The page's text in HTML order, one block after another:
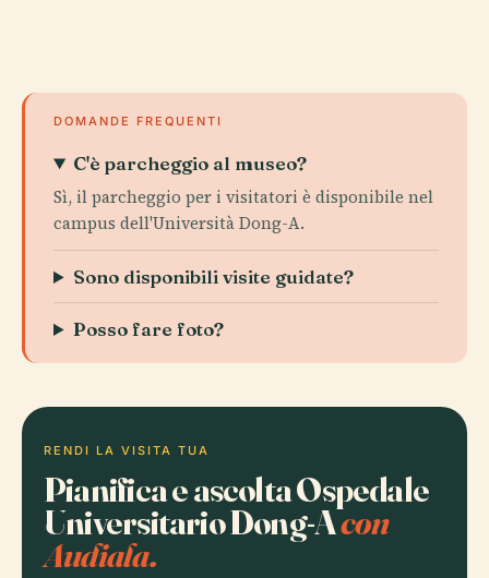
DOMANDE FREQUENTI
C'è parcheggio al museo?
Sì, il parcheggio per i visitatori è disponibile nel
campus dell'Università Dong-A.
Sono disponibili visite guidate?
Posso fare foto?
RENDI LA VISITA TUA
Pianifica e ascolta Ospedale
Universitario Dong-Acon
Audiala.